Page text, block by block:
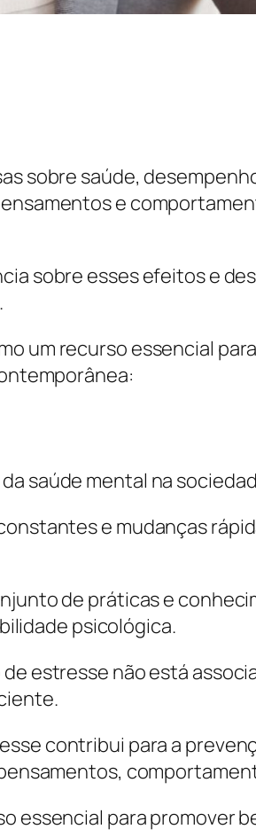
sobre saúde,
e
sobre esses efeitos e
um recurso essencial
saúde mental na
e mudanças
de práticas e
psicológica.
estresse não está
contribui para a
essencial para